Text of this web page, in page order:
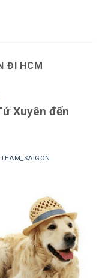
ĐI HCM
Xuyên đến
TEAM_SAIGON